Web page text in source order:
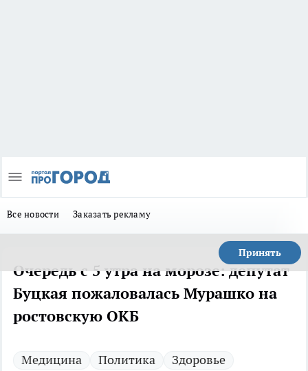
Все новости Заказать рекламу
Принять
Очередь с 5 утра на морозе: депутат
Буцкая пожаловалась Мурашко на
ростовскую ОКБ
Медицина Политика
Здоровье